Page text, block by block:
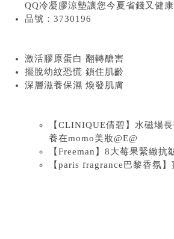
QQ冷凝膠涼墊讓您今夏省錢又健康
品號：3730196
激活膠原蛋白 翻轉醣害
擺脫幼紋恐慌 鎖住肌齡
深層滋養保濕 煥發肌膚
【CLINIQUE倩碧】水磁場
養在momo美妝@E@
【Freeman】8大莓果緊緻
【paris fragrance巴黎香氛